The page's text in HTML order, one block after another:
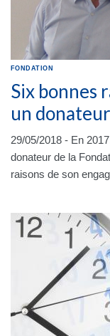
FONDATION
Six bonnes
un
29/05/2018 - En
donateur de la
raisons de son